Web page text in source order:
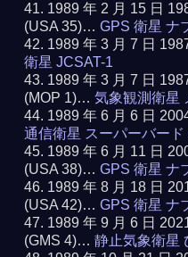
1989 年 2 月 15 日
(USA 35)…GPS 衛星 ナ
1989 年 3 月 7 日
衛星 JCSAT-1
1989 年 3 月 7 日
(MOP 1)…気象観測衛星
1989 年 6 月 6 日
通信衛星 スーパーバード
1989 年 6 月 11 日
(USA 38)…GPS 衛星 ナ
1989 年 8 月 18 日
(USA 42)…GPS 衛星 ナ
1989 年 9 月 6 日
(GMS 4)…静止気象衛星